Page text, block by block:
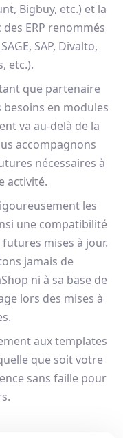
Bigbuy, etc.) et la
ERP renommés
SAP, Divalto,
etc.).
que partenaire
en modules
va au-delà de la
accompagnons
nécessaires à
activité.
les
une compatibilité
mises à jour.
jamais de
ni à sa base de
lors des mises à
aux templates
que soit votre
sans faille pour